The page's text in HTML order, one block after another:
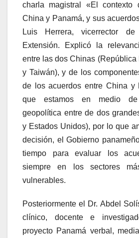
charla magistral «El contexto
China y Panamá, y sus
Luis Herrera, vicerrector
Extensión. Explicó la
entre las dos Chinas (República
y Taiwán), y de los
de los acuerdos entre China y
que estamos en medio
geopolítica entre de dos
y Estados Unidos), por lo que
decisión, el Gobierno
tiempo para evaluar los
siempre en los sectores
vulnerables.
Posteriormente el Dr. Abdel
clínico, docente e
proyecto Panamá verbal,